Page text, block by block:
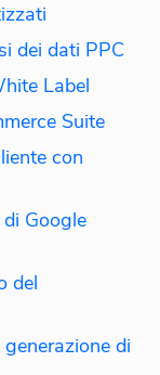
dei dati PPC
Label
Suite
con
Google
del
di